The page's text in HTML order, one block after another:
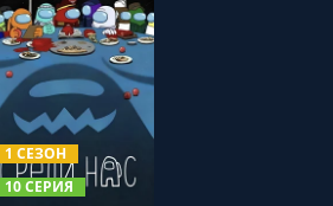
1 СЕЗОН
10 СЕРИЯ
СМОТРЕТЬ ОНЛАЙН